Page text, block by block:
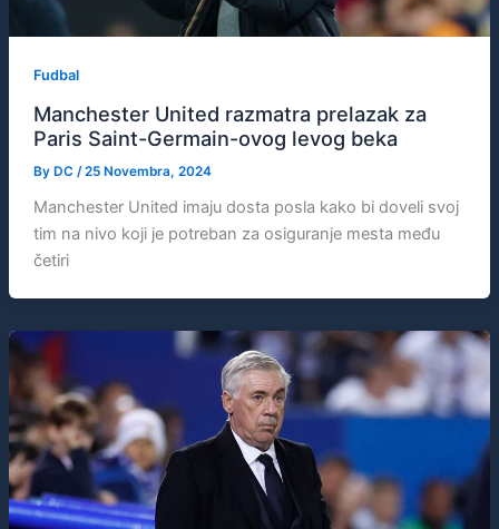
Fudbal
Manchester United razmatra prelazak za
Paris Saint-Germain-ovog levog beka
By DC /25 Novembra, 2024
Manchester United imaju dosta posla kako bi doveli svoj
tim na nivo koji je potreban za osiguranje mesta među
četiri